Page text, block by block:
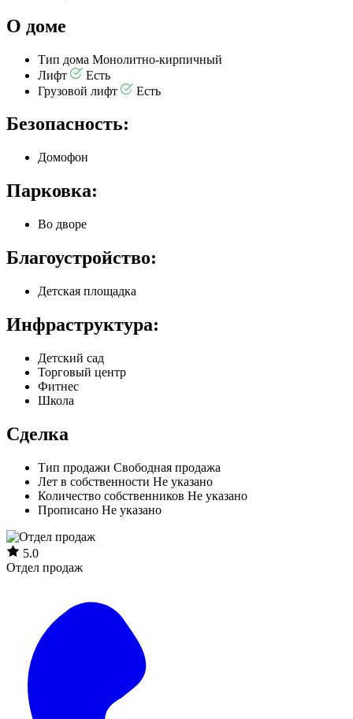
О доме
Тип дома Монолитно-кирпичный
Лифт
Есть
Грузовой лифт
Есть
Безопасность:
Домофон
Парковка:
Во дворе
Благоустройство:
Детская площадка
Инфраструктура:
Детский сад
Торговый центр
Фитнес
Школа
Сделка
Тип продажи Свободная продажа
Лет в собственности Не указано
Количество собственников Не указано
Прописано Не указано
5.0
Отдел продаж